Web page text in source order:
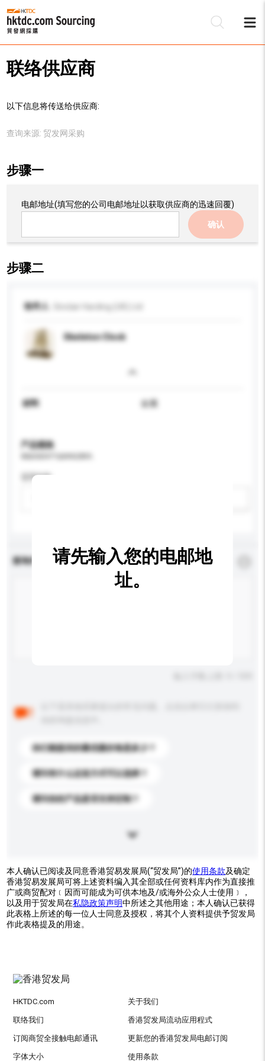
联络供应商
以下信息将传送给供应商:
查询来源: 贸发网采购
步骤一
电邮地址(填写您的公司电邮地址以获取供应商的迅速回覆)
确认
步骤二
收件人
Skeleton Clock
材料 金属
产品规格
适用年龄
查询内容 *必须填写
你们能提供的最优惠价格是多少？
请问有什么运送方式可以选择？
请问你的产品是否支持定制？
请先输入您的电邮地
址。
本人确认已阅读及同意香港贸易发展局(“贸发局”)的使用条款及确定
香港贸易发展局可将上述资料编入其全部或任何资料库内作为直接推
广或商贸配对﹝因而可能成为可供本地及/或海外公众人士使用﹞，
以及用于贸发局在私隐政策声明中所述之其他用途；本人确认已获得
此表格上所述的每一位人士同意及授权，将其个人资料提供予贸发局
作此表格提及的用途。
HKTDC.com 关于我们
联络我们 香港贸发局流动应用程式
订阅商贸全接触电邮通讯 更新您的香港贸发局电邮订阅
字体大小 使用条款